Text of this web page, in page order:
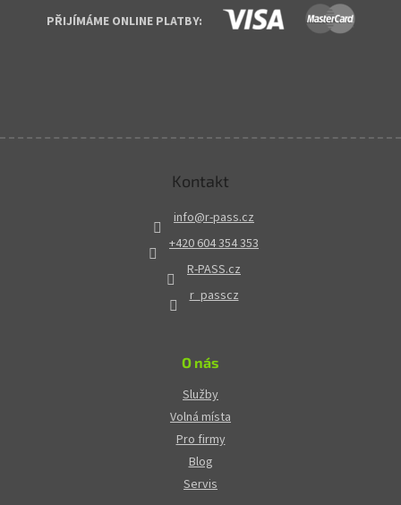
PŘIJÍMÁME ONLINE PLATBY:
Kontakt
info@r-pass.cz
+420 604 354 353
R-PASS.cz
r_passcz
O nás
Služby
Volná místa
Pro firmy
Blog
Servis